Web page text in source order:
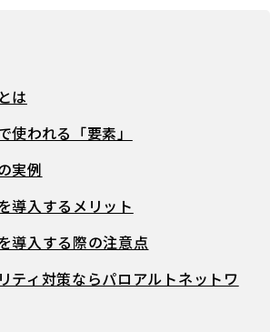
は
使われる「要素」
実例
導入するメリット
導入する際の注意点
ティ対策ならパロアルトネットワ